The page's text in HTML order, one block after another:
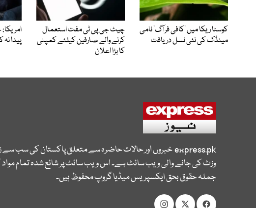
کوسٹا ریکا میں 'کافی فرآگ' نامی
مینڈک کی نئی نسل دریافت
چیٹ جی پی ٹی مفت استعمال
کرنے والے صارفین کیلئے کمپنی
کا بڑا اعلان
پیدا نہ
express.pkخبروں اور حالات حاضرہ سے متعلق پاکستان کی سب سے
وزٹ کی جانے والی ویب سائٹ ہے۔ اس ویب سائٹ پر شائع شدہ تمام
جملہ حقوق بحق ایکسپریس میڈیا گروپ محفوظ ہیں۔